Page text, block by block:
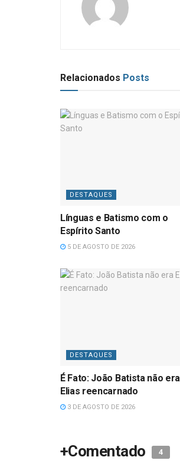
Relacionados Posts
DESTAQUES
Línguas e Batismo com o
Espírito Santo
5 DE AGOSTO DE 2026
DESTAQUES
É Fato: João Batista não era
Elias reencarnado
3 DE AGOSTO DE 2026
+Comentado 4